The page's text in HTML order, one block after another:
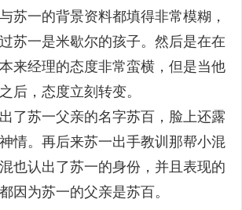
苏一的背景资料都填得非常模糊，
苏一是米歇尔的孩子。然后是在在
来经理的态度非常蛮横，但是当他
后，态度立刻转变。
了苏一父亲的名字苏百，脸上还露
情。再后来苏一出手教训那帮小混
也认出了苏一的身份，并且表现的
因为苏一的父亲是苏百。